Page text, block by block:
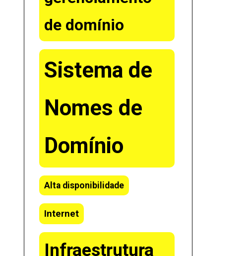
de domínio
Sistema de
Nomes de
Domínio
Alta disponibilidade
Internet
Infraestrutura